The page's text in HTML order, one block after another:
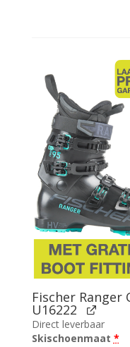
Fischer Ranger
U16222
Direct leverbaar
Skischoenmaat *